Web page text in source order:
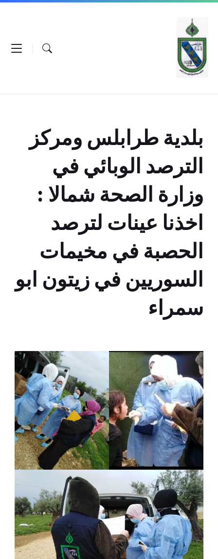
Skip
content
Skip
navigation
Skip
بلدية طرابلس ومركز
الترصد الوبائي في
وزارة الصحة شمالا :
اخذنا عينات لترصد
الحصبة في مخيمات
السوريين في زيتون ابو
سمراء